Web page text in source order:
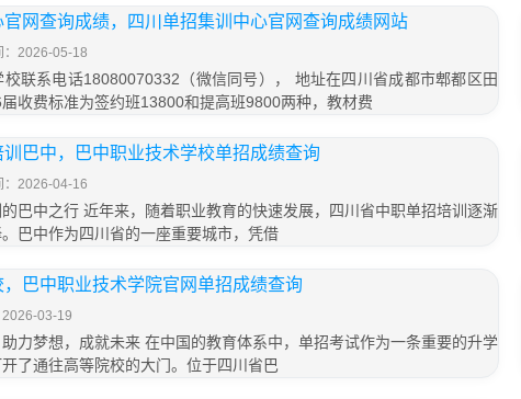
网查询成绩，四川单招集训中心官网查询成绩网站
：2026-05-18
联系电话18080070332（微信同号）， 地址在四川省成都市郫都区田
收费标准为签约班13800和提高班9800两种，教材费
巴中，巴中职业技术学校单招成绩查询
：2026-04-16
巴中之行 近年来，随着职业教育的快速发展，四川省中职单招培训逐渐
巴中作为四川省的一座重要城市，凭借
，巴中职业技术学院官网单招成绩查询
03-19
力梦想，成就未来 在中国的教育体系中，单招考试作为一条重要的升学
了通往高等院校的大门。位于四川省巴